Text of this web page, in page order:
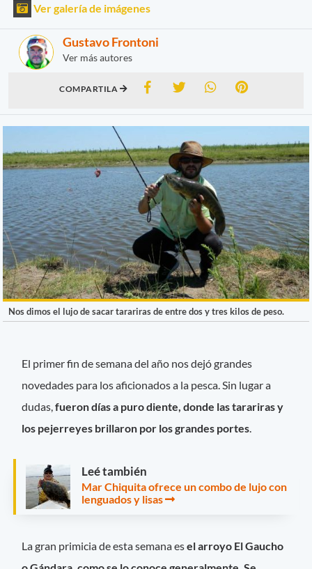
Ver galería de imágenes
Gustavo Frontoni
Ver más autores
COMPARTILA
Nos dimos el lujo de sacar tarariras de entre dos y tres kilos de peso.
El primer fin de semana del año nos dejó grandes
novedades para los aficionados a la pesca. Sin lugar a
dudas,fueron días a puro diente, donde las tarariras y
los pejerreyes brillaron por los grandes portes
Leé también
Mar Chiquita ofrece un combo de lujo con
lenguados y lisas
La gran primicia de esta semana esel arroyo El Gaucho